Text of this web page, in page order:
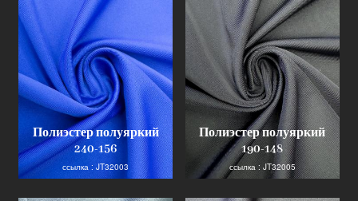
Полиэстер полуяркий
240-156
ссылка : JT32003
Полиэстер полуяркий
190-148
ссылка : JT32005